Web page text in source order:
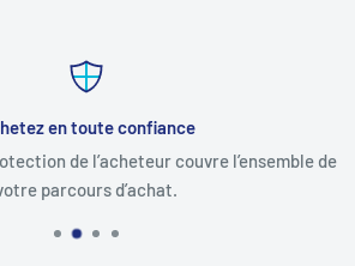
en toute confiance
de l’acheteur couvre l’ensemble de
parcours d’achat.